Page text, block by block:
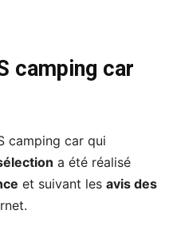
camping car
camping car qui
a été réalisé
et suivant les avis des